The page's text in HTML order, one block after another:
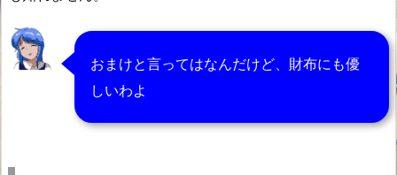
おまけと言ってはなんだけど、財布にも優
しいわよ